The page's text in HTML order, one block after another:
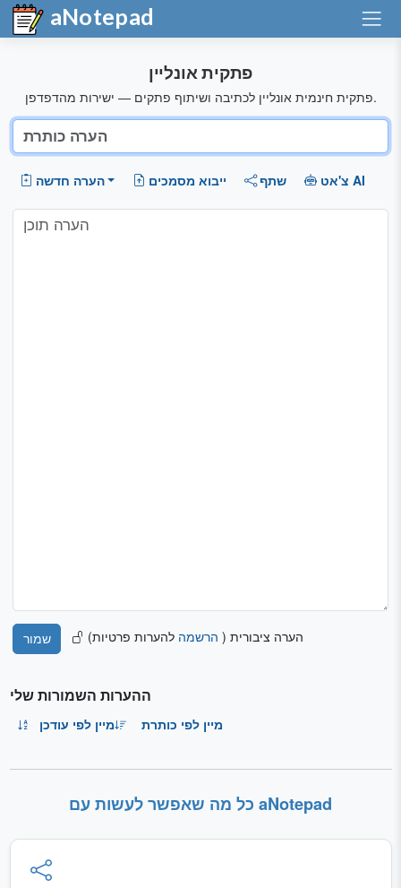
aNotepad
פתקית אונליין
פתקית חינמית אונליין לכתיבה ושיתוף פתקים — ישירות מהדפדפן.
הערה חדשה ייבוא מסמכים שתף צ'אט AI
הערה ציבורית ( הרשמה להערות פרטיות)
ההערות השמורות שלי
מיין לפי כותרת מיין לפי עודכן
כל מה שאפשר לעשות עם aNotepad